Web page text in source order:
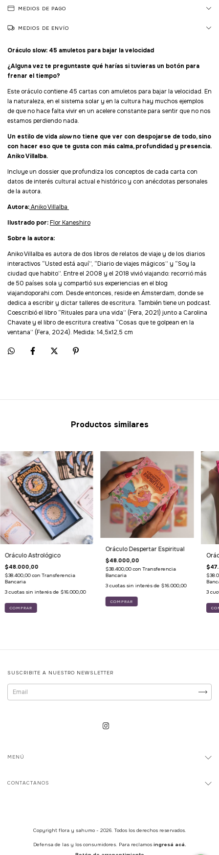
MEDIOS DE PAGO
MEDIOS DE ENVÍO
Oráculo slow: 45 amuletos para bajar la velocidad
¿Alguna vez te preguntaste qué harías si tuvieras un botón para
frenar el tiempo?
Este oráculo contiene 45 cartas con amuletos para bajar la velocidad. En
la naturaleza, en el sistema solar y en la cultura hay muchos ejemplos
de que no hace falta vivir en un acelere constante para sentir que no nos
estamos perdiendo nada.
Un estilo de vidaslowno tiene que ver con despojarse de todo, sino
con hacer eso que te gusta con más calma, profundidad y presencia.
Aniko Villalba.
Incluye un dossier que profundiza los conceptos de cada carta con
datos de interés cultural actual e histórico y con anécdotas personales
de la autora.
Autora:Aniko Villalba
Ilustrado por:Flor Kaneshiro
Sobre la autora:
Aniko Villalba es autora de dos libros de relatos de viaje y de los diarios
interactivos “Usted está aquí”, “Diario de viajes mágicos” y “Soy la
ciudad que habito”. Entre el 2008 y el 2018 vivió viajando: recorrió más
de 50 países sola y compartió sus experiencias en el blog
viajandoporahi.com. Desde entonces, reside en Ámsterdam, donde se
dedica a escribir y dictar talleres de escritura. También tiene un podcast.
Coescribió el libro “Rituales para una vida” (Fera, 2021) junto a Carolina
Chavate y el libro de escritura creativa “Cosas que te golpean en la
ventana” (Fera, 2024). Medida: 14,5x12,5 cm
Productos similares
Oráculo Astrológico
$48.000,00
$38.400,00con Transferencia
Bancaria
3 cuotas sin interés de $16.000,00
Oráculo Despertar Espiritual
$48.000,00
$38.400,00con Transferencia
Bancaria
3 cuotas sin interés de $16.000,00
3
SUSCRIBITE A NUESTRO NEWSLETTER
MENÚ
CONTACTANOS
Copyright flora y sahumo - 2026. Todos los derechos reservados.
Defensa de las y los consumidores. Para reclamos ingresá acá.